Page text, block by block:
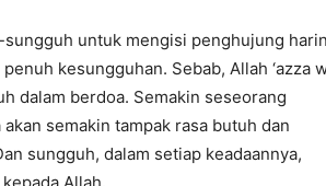
sungguh untuk mengisi penghujung
kesungguhan. Sebab, Allah ‘azza
dalam berdoa. Semakin seseorang
semakin tampak rasa butuh dan
sungguh, dalam setiap keadaannya,
Allah.